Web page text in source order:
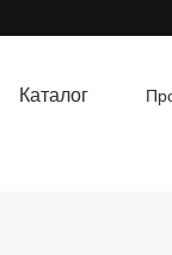
Каталог